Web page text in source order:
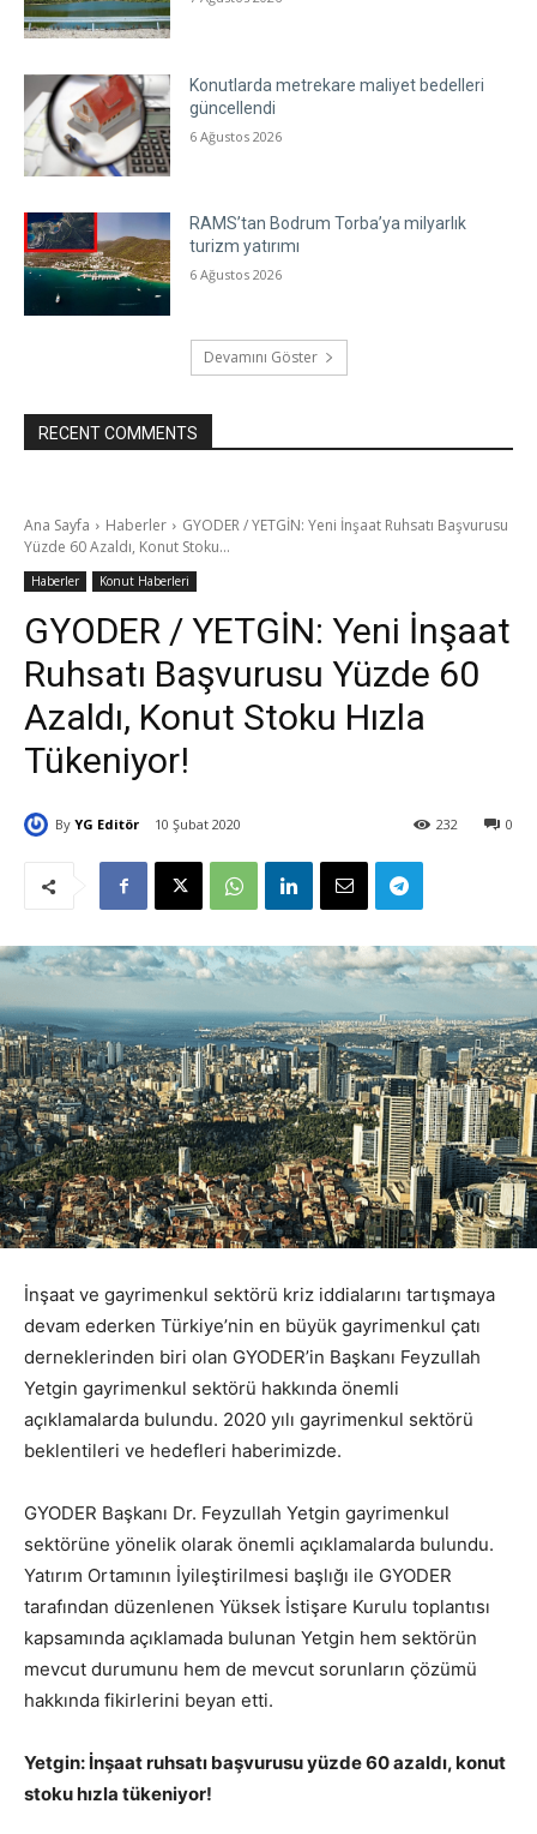
Konutlarda metrekare maliyet bedelleri
güncellendi
6 Ağustos 2026
RAMS’tan Bodrum Torba’ya milyarlık
turizm yatırımı
6 Ağustos 2026
Devamını Göster
RECENT COMMENTS